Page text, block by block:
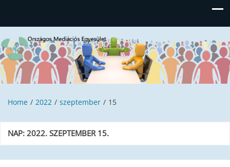
Országos Mediációs Egyesület
Home 2022 szeptember 15
NAP:2022. SZEPTEMBER 15.